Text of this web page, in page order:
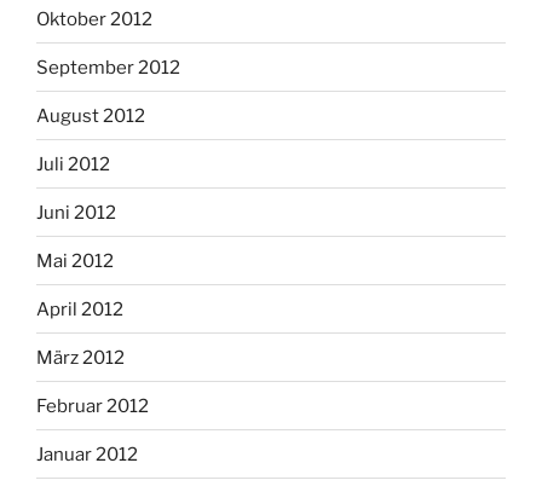
Oktober 2012
September 2012
August 2012
Juli 2012
Juni 2012
Mai 2012
April 2012
März 2012
Februar 2012
Januar 2012